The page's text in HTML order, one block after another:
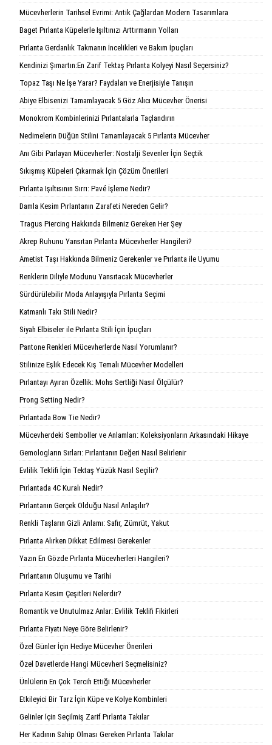
Mücevherlerin Tarihsel Evrimi: Antik Çağlardan Modern Tasarımlara
Baget Pırlanta Küpelerle Işıltınızı Arttırmanın Yolları
Pırlanta Gerdanlık Takmanın İncelikleri ve Bakım İpuçları
Kendinizi Şımartın:En Zarif Tektaş Pırlanta Kolyeyi Nasıl Seçersiniz?
Topaz Taşı Ne İşe Yarar? Faydaları ve Enerjisiyle Tanışın
Abiye Elbisenizi Tamamlayacak 5 Göz Alıcı Mücevher Önerisi
Monokrom Kombinlerinizi Pırlantalarla Taçlandırın
Nedimelerin Düğün Stilini Tamamlayacak 5 Pırlanta Mücevher
Anı Gibi Parlayan Mücevherler: Nostalji Sevenler İçin Seçtik
Sıkışmış Küpeleri Çıkarmak İçin Çözüm Önerileri
Pırlanta Işıltısının Sırrı: Pavé İşleme Nedir?
Damla Kesim Pırlantanın Zarafeti Nereden Gelir?
Tragus Piercing Hakkında Bilmeniz Gereken Her Şey
Akrep Ruhunu Yansıtan Pırlanta Mücevherler Hangileri?
Ametist Taşı Hakkında Bilmeniz Gerekenler ve Pırlanta ile Uyumu
Renklerin Diliyle Modunu Yansıtacak Mücevherler
Sürdürülebilir Moda Anlayışıyla Pırlanta Seçimi
Katmanlı Takı Stili Nedir?
Siyah Elbiseler ile Pırlanta Stili İçin İpuçları
Pantone Renkleri Mücevherlerde Nasıl Yorumlanır?
Stilinize Eşlik Edecek Kış Temalı Mücevher Modelleri
Pırlantayı Ayıran Özellik: Mohs Sertliği Nasıl Ölçülür?
Prong Setting Nedir?
Pırlantada Bow Tie Nedir?
Mücevherdeki Semboller ve Anlamları: Koleksiyonların Arkasındaki Hikaye
Gemologların Sırları: Pırlantanın Değeri Nasıl Belirlenir
Evlilik Teklifi İçin Tektaş Yüzük Nasıl Seçilir?
Pırlantada 4C Kuralı Nedir?
Pırlantanın Gerçek Olduğu Nasıl Anlaşılır?
Renkli Taşların Gizli Anlamı: Safir, Zümrüt, Yakut
Pırlanta Alırken Dikkat Edilmesi Gerekenler
Yazın En Gözde Pırlanta Mücevherleri Hangileri?
Pırlantanın Oluşumu ve Tarihi
Pırlanta Kesim Çeşitleri Nelerdir?
Romantik ve Unutulmaz Anlar: Evlilik Teklifi Fikirleri
Pırlanta Fiyatı Neye Göre Belirlenir?
Özel Günler İçin Hediye Mücevher Önerileri
Özel Davetlerde Hangi Mücevheri Seçmelisiniz?
Ünlülerin En Çok Tercih Ettiği Mücevherler
Etkileyici Bir Tarz İçin Küpe ve Kolye Kombinleri
Gelinler İçin Seçilmiş Zarif Pırlanta Takılar
Her Kadının Sahip Olması Gereken Pırlanta Takılar